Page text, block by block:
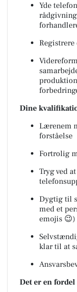
Yde
Dine
Lærenem
forståelse
Fortrolig
Tryg ved
Dygtig til
med et
emojis 😉)
klar til at
Det er en